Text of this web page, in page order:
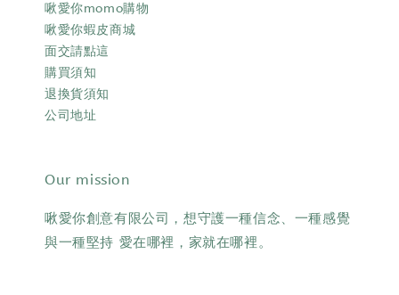
啾愛你momo購物
啾愛你蝦皮商城
面交請點這
購買須知
退換貨須知
公司地址
Our mission
啾愛你創意有限公司，想守護一種信念、一種感覺
與一種堅持 愛在哪裡，家就在哪裡。